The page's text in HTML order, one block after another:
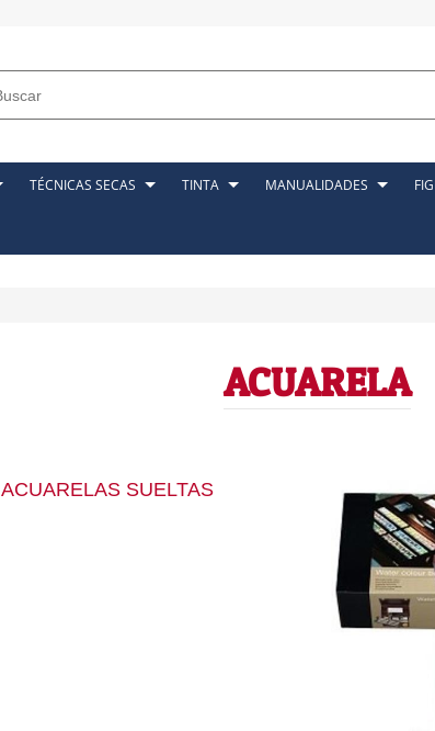
TÉCNICAS SECAS TINTA MANUALIDADES
ACUARELA
ACUARELAS SUELTAS